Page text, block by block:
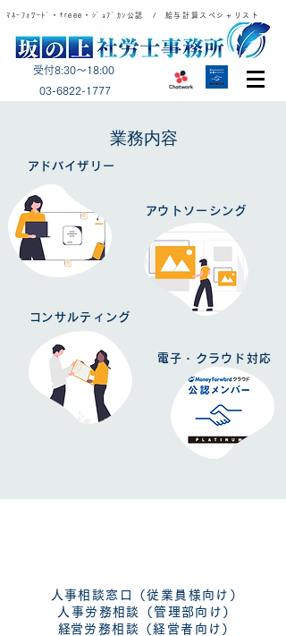
ﾏﾈｰﾌｫﾜｰﾄﾞ・freee・ｼﾞｮﾌﾞｶﾝ公認 / 給与計算スペシャリスト
受付8:30～18:00
​03-6822-1777
​業務内容
​アドバイザリー
​アウトソーシング
​コンサルティング
電子・クラウド対応
人事相談窓口（従業員様向け）​
人事労務相談（管理部向け）
​経営労務相談（経営者向け）